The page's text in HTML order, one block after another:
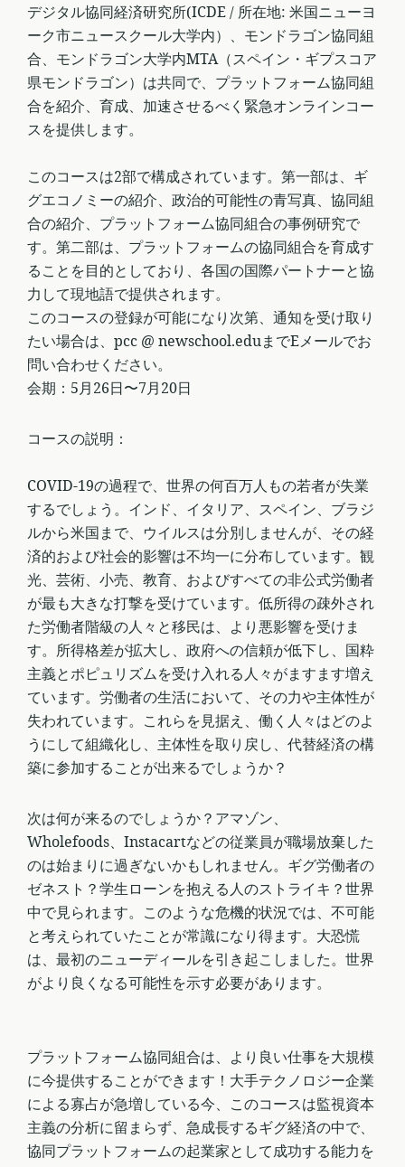
デジタル協同経済研究所(ICDE / 所在地: 米国ニューヨ
ーク市ニュースクール大学内）、モンドラゴン協同組
合、モンドラゴン大学内MTA（スペイン・ギプスコア
県モンドラゴン）は共同で、プラットフォーム協同組
合を紹介、育成、加速させるべく緊急オンラインコー
スを提供します。
このコースは2部で構成されています。第一部は、ギ
グエコノミーの紹介、政治的可能性の青写真、協同組
合の紹介、プラットフォーム協同組合の事例研究で
す。第二部は、プラットフォームの協同組合を育成す
ることを目的としており、各国の国際パートナーと協
力して現地語で提供されます。
このコースの登録が可能になり次第、通知を受け取り
たい場合は、pcc @ newschool.eduまでEメールでお
問い合わせください。
会期：5月26日〜7月20日
コースの説明：
COVID-19の過程で、世界の何百万人もの若者が失業
するでしょう。インド、イタリア、スペイン、ブラジ
ルから米国まで、ウイルスは分別しませんが、その経
済的および社会的影響は不均一に分布しています。観
光、芸術、小売、教育、およびすべての非公式労働者
が最も大きな打撃を受けています。低所得の疎外され
た労働者階級の人々と移民は、より悪影響を受けま
す。所得格差が拡大し、政府への信頼が低下し、国粋
主義とポピュリズムを受け入れる人々がますます増え
ています。労働者の生活において、その力や主体性が
失われています。これらを見据え、働く人々はどのよ
うにして組織化し、主体性を取り戻し、代替経済の構
築に参加することが出来るでしょうか？
次は何が来るのでしょうか？アマゾン、
Wholefoods、Instacartなどの従業員が職場放棄した
のは始まりに過ぎないかもしれません。ギグ労働者の
ゼネスト？学生ローンを抱える人のストライキ？世界
中で見られます。このような危機的状況では、不可能
と考えられていたことが常識になり得ます。大恐慌
は、最初のニューディールを引き起こしました。世界
がより良くなる可能性を示す必要があります。
プラットフォーム協同組合は、より良い仕事を大規模
に今提供することができます！大手テクノロジー企業
による寡占が急増している今、このコースは監視資本
主義の分析に留まらず、急成長するギグ経済の中で、
協同プラットフォームの起業家として成功する能力を